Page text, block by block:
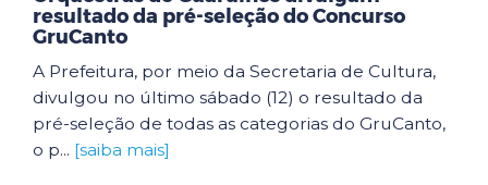
resultado da pré-seleção do Concurso
GruCanto
A Prefeitura, por meio da Secretaria de Cultura,
divulgou no último sábado (12) o resultado da
pré-seleção de todas as categorias do GruCanto,
o p... [saiba mais]